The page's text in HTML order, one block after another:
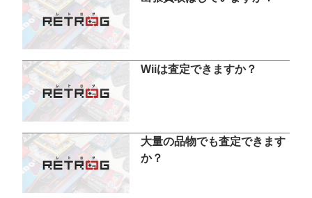
Wiiは査定できますか？
大量の品物でも査定できます
か？